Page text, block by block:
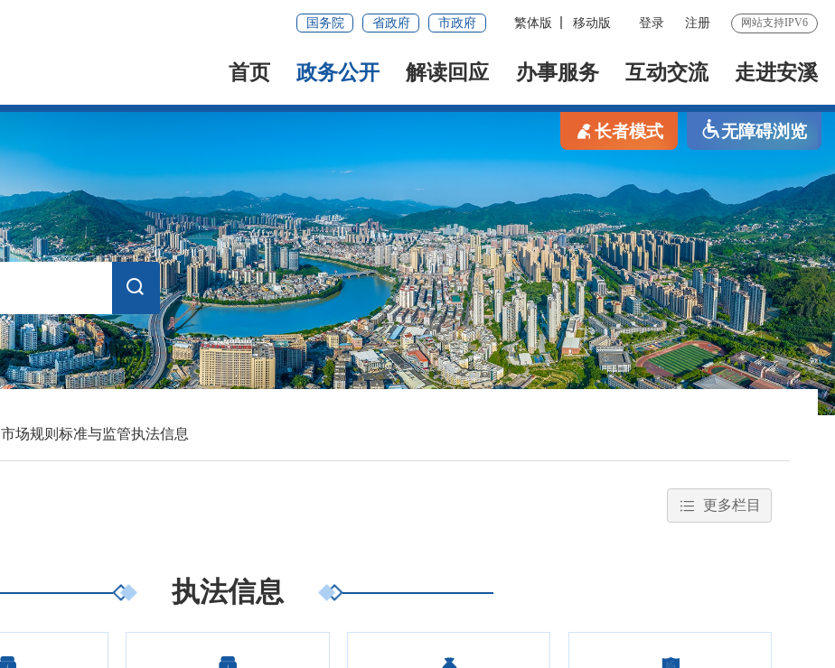
国务院 省政府 市政府 繁体版 移动版 登录 注册 网站支持IPV6
首页 政务公开 解读回应 办事服务 互动交流 走进安溪
长者模式 无障碍浏览
市场规则标准与监管执法信息
更多栏目
执法信息